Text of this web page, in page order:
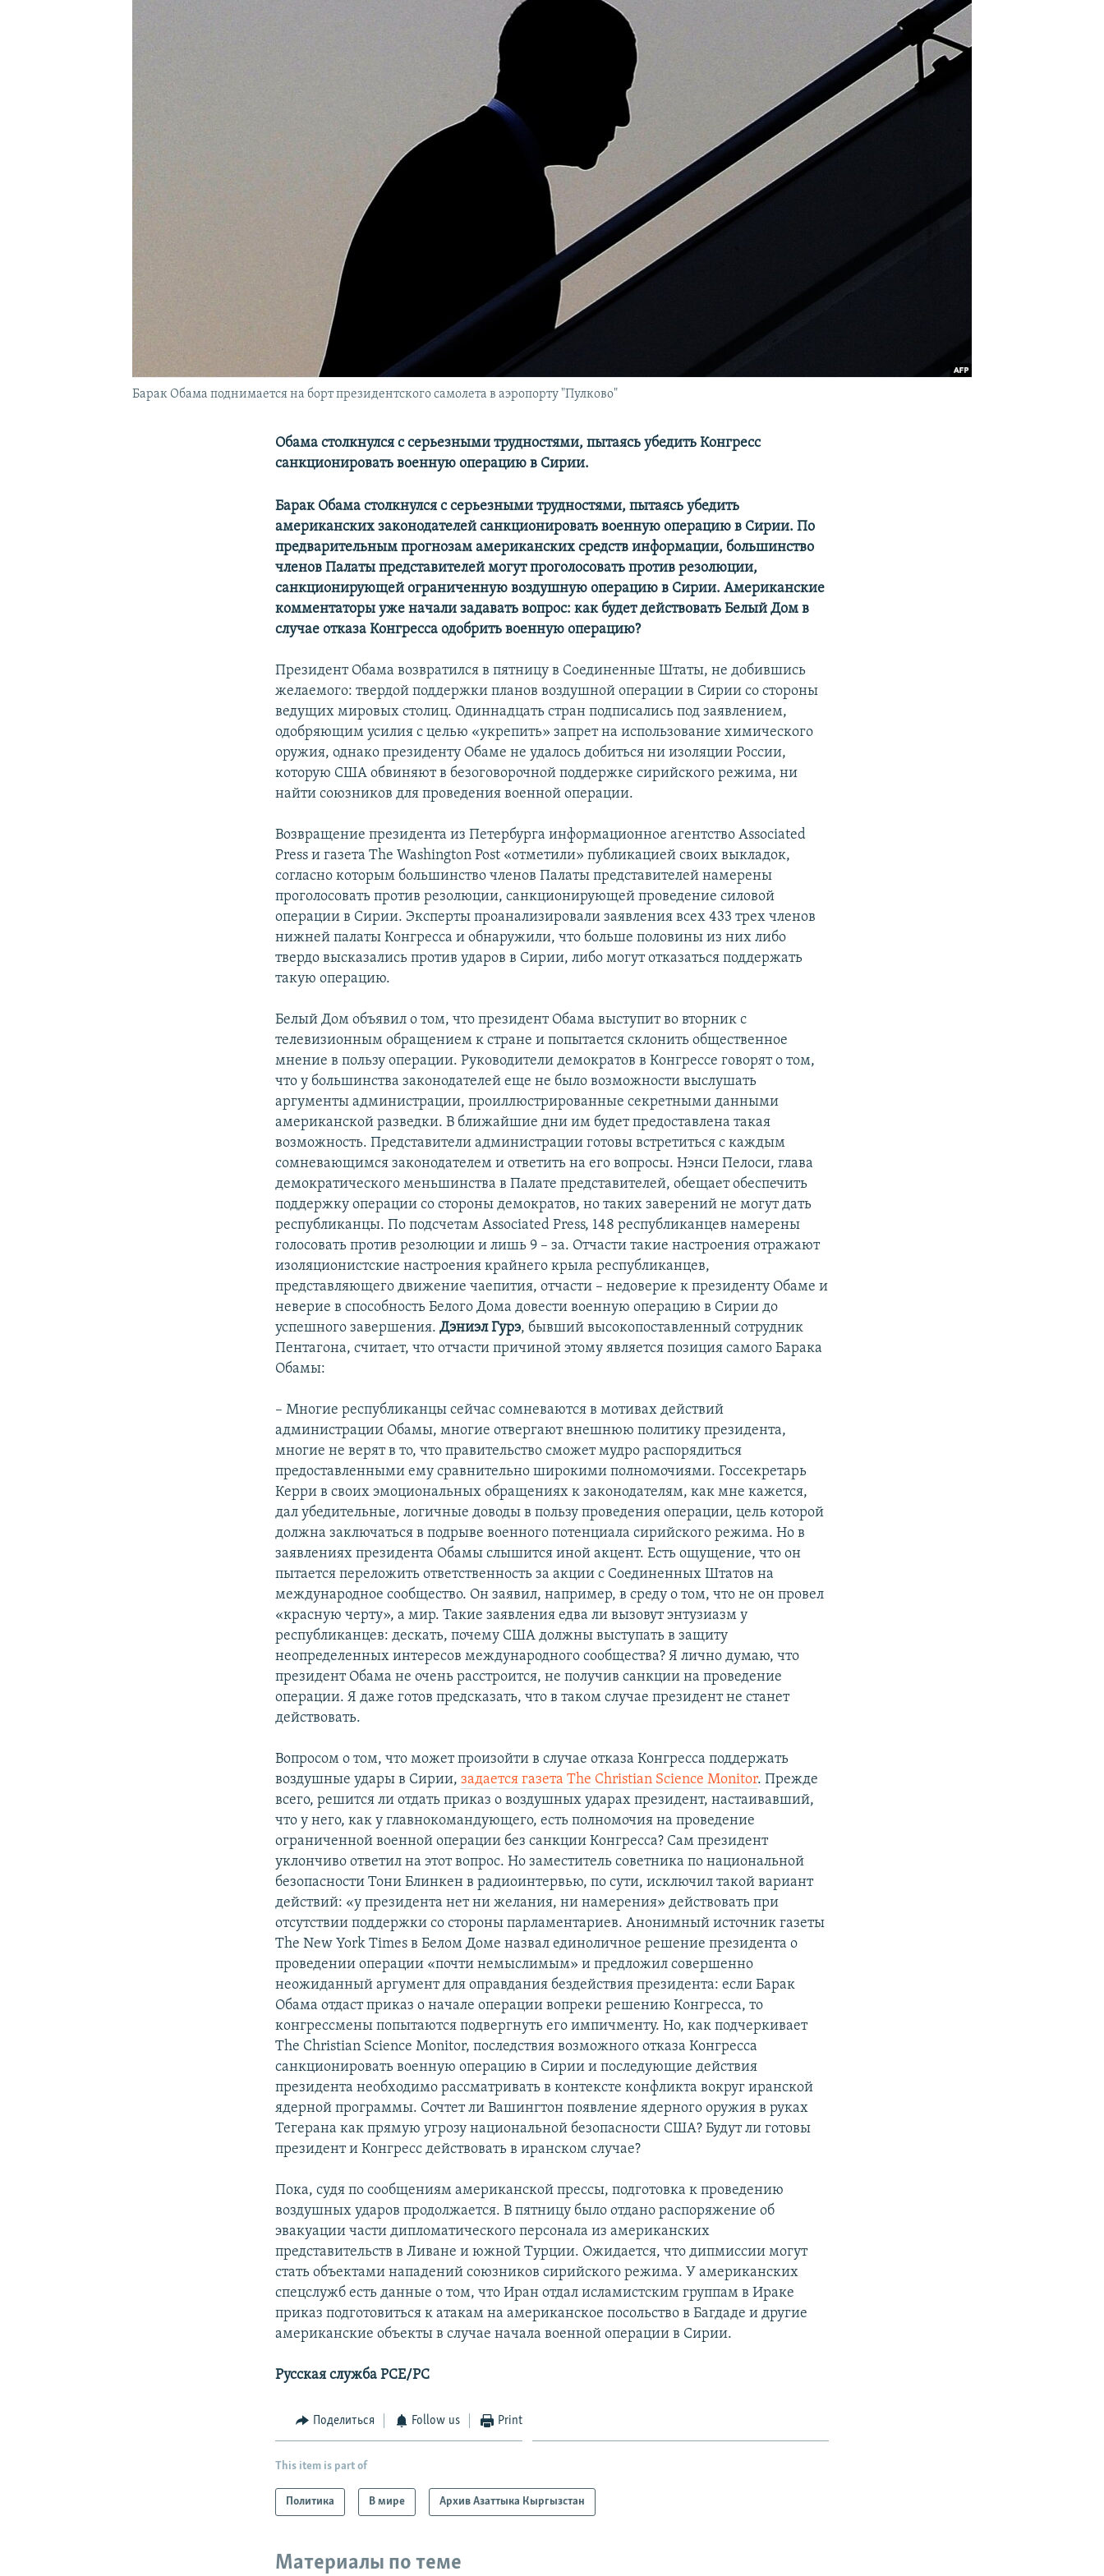
Барак Обама поднимается на борт президентского самолета в аэропорту "Пулково"
Обама столкнулся с серьезными трудностями, пытаясь убедить Конгресс
санкционировать военную операцию в Сирии.
Барак Обама столкнулся с серьезными трудностями, пытаясь убедить
американских законодателей санкционировать военную операцию в Сирии. По
предварительным прогнозам американских средств информации, большинство
членов Палаты представителей могут проголосовать против резолюции,
санкционирующей ограниченную воздушную операцию в Сирии. Американские
комментаторы уже начали задавать вопрос: как будет действовать Белый Дом в
случае отказа Конгресса одобрить военную операцию?
Президент Обама возвратился в пятницу в Соединенные Штаты, не добившись
желаемого: твердой поддержки планов воздушной операции в Сирии со стороны
ведущих мировых столиц. Одиннадцать стран подписались под заявлением,
одобряющим усилия с целью «укрепить» запрет на использование химического
оружия, однако президенту Обаме не удалось добиться ни изоляции России,
которую США обвиняют в безоговорочной поддержке сирийского режима, ни
найти союзников для проведения военной операции.
Возвращение президента из Петербурга информационное агентство Associated
Press и газета The Washington Post «отметили» публикацией своих выкладок,
согласно которым большинство членов Палаты представителей намерены
проголосовать против резолюции, санкционирующей проведение силовой
операции в Сирии. Эксперты проанализировали заявления всех 433 трех членов
нижней палаты Конгресса и обнаружили, что больше половины из них либо
твердо высказались против ударов в Сирии, либо могут отказаться поддержать
такую операцию.
Белый Дом объявил о том, что президент Обама выступит во вторник с
телевизионным обращением к стране и попытается склонить общественное
мнение в пользу операции. Руководители демократов в Конгрессе говорят о том,
что у большинства законодателей еще не было возможности выслушать
аргументы администрации, проиллюстрированные секретными данными
американской разведки. В ближайшие дни им будет предоставлена такая
возможность. Представители администрации готовы встретиться с каждым
сомневающимся законодателем и ответить на его вопросы. Нэнси Пелоси, глава
демократического меньшинства в Палате представителей, обещает обеспечить
поддержку операции со стороны демократов, но таких заверений не могут дать
республиканцы. По подсчетам Associated Press, 148 республиканцев намерены
голосовать против резолюции и лишь 9 – за. Отчасти такие настроения отражают
изоляционистские настроения крайнего крыла республиканцев,
представляющего движение чаепития, отчасти – недоверие к президенту Обаме и
неверие в способность Белого Дома довести военную операцию в Сирии до
успешного завершения.Дэниэл Гурэ, бывший высокопоставленный сотрудник
Пентагона, считает, что отчасти причиной этому является позиция самого Барака
Обамы:
– Многие республиканцы сейчас сомневаются в мотивах действий
администрации Обамы, многие отвергают внешнюю политику президента,
многие не верят в то, что правительство сможет мудро распорядиться
предоставленными ему сравнительно широкими полномочиями. Госсекретарь
Керри в своих эмоциональных обращениях к законодателям, как мне кажется,
дал убедительные, логичные доводы в пользу проведения операции, цель которой
должна заключаться в подрыве военного потенциала сирийского режима. Но в
заявлениях президента Обамы слышится иной акцент. Есть ощущение, что он
пытается переложить ответственность за акции с Соединенных Штатов на
международное сообщество. Он заявил, например, в среду о том, что не он провел
«красную черту», а мир. Такие заявления едва ли вызовут энтузиазм у
республиканцев: дескать, почему США должны выступать в защиту
неопределенных интересов международного сообщества? Я лично думаю, что
президент Обама не очень расстроится, не получив санкции на проведение
операции. Я даже готов предсказать, что в таком случае президент не станет
действовать.
Вопросом о том, что может произойти в случае отказа Конгресса поддержать
воздушные удары в Сирии,задается газета The Christian Science Monitor. Прежде
всего, решится ли отдать приказ о воздушных ударах президент, настаивавший,
что у него, как у главнокомандующего, есть полномочия на проведение
ограниченной военной операции без санкции Конгресса? Сам президент
уклончиво ответил на этот вопрос. Но заместитель советника по национальной
безопасности Тони Блинкен в радиоинтервью, по сути, исключил такой вариант
действий: «у президента нет ни желания, ни намерения» действовать при
отсутствии поддержки со стороны парламентариев. Анонимный источник газеты
The New York Times в Белом Доме назвал единоличное решение президента о
проведении операции «почти немыслимым» и предложил совершенно
неожиданный аргумент для оправдания бездействия президента: если Барак
Обама отдаст приказ о начале операции вопреки решению Конгресса, то
конгрессмены попытаются подвергнуть его импичменту. Но, как подчеркивает
The Christian Science Monitor, последствия возможного отказа Конгресса
санкционировать военную операцию в Сирии и последующие действия
президента необходимо рассматривать в контексте конфликта вокруг иранской
ядерной программы. Сочтет ли Вашингтон появление ядерного оружия в руках
Тегерана как прямую угрозу национальной безопасности США? Будут ли готовы
президент и Конгресс действовать в иранском случае?
Пока, судя по сообщениям американской прессы, подготовка к проведению
воздушных ударов продолжается. В пятницу было отдано распоряжение об
эвакуации части дипломатического персонала из американских
представительств в Ливане и южной Турции. Ожидается, что дипмиссии могут
стать объектами нападений союзников сирийского режима. У американских
спецслужб есть данные о том, что Иран отдал исламистским группам в Ираке
приказ подготовиться к атакам на американское посольство в Багдаде и другие
американские объекты в случае начала военной операции в Сирии.
Русская служба РСЕ/РС
Поделиться Follow us Print
This item is part of
Политика В мире Архив Азаттыка Кыргызстан
Материалы по теме